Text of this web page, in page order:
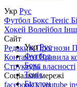
Укр Рус
Футбол Бокс Теніс
Хокей Волейбол
Сайт
РедакціяПрогнози
КонтактиПравила
Структура власності
Соціальні мережі
facebookxyoutube
УкрРус
Футбол
Бокс
Теніс
Біатлон